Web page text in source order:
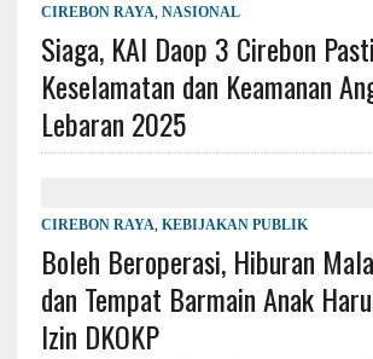
CIREBON RAYA NASIONAL
Siaga, KAI Daop 3 Cirebon
Keselamatan dan Keamanan
Lebaran 2025
CIREBON RAYA KEBIJAKAN PUBLIK
Boleh Beroperasi, Hiburan
dan Tempat Barmain Anak
Izin DKOKP